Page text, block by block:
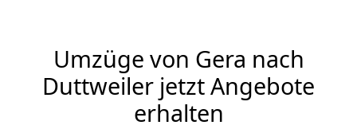
Umzüge von Gera nach
Duttweiler jetzt Angebote
erhalten